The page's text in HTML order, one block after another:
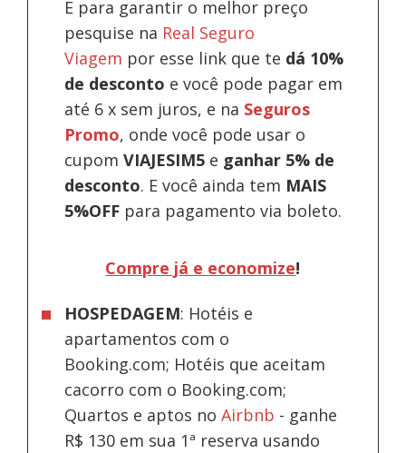
E para garantir o melhor preço
pesquise na Real Seguro
Viagem por esse link que te dá 10%
de desconto e você pode pagar em
até 6 x sem juros, e na Seguros
Promo, onde você pode usar o
cupomVIAJESIM5 e ganhar 5% de
desconto. E você ainda tem MAIS
5%OFF para pagamento via boleto.
Compre já e economize!
HOSPEDAGEM: Hotéis e
apartamentos com o
Booking.com; Hotéis que aceitam
cacorro com o Booking.com;
Quartos e aptos noAirbnb - ganhe
R$ 130 em sua 1ª reserva usando